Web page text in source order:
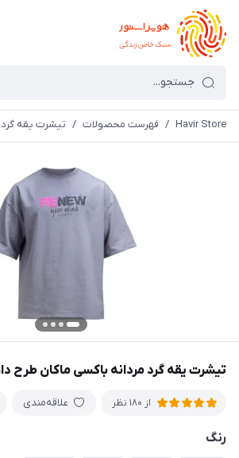
Havir Store
/ فهرست محصولات / تیشرت یقه گرد
تیشرت یقه گرد مردانه باکسی ماکان طرح
از 180 نظر علاقه‌مندی
رنگ